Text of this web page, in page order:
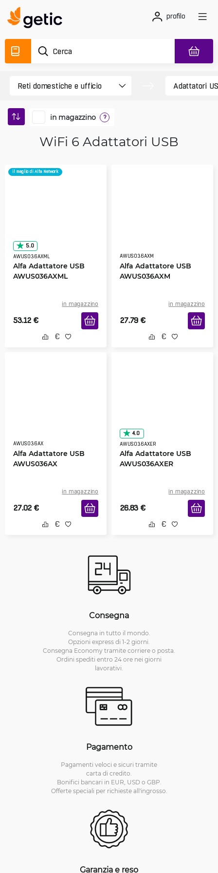
profilo
in magazzino ?
WiFi 6 Adattatori USB
il meglio di Alfa Network
5.0
AWUS036AXML
Alfa Adattatore USB
AWUS036AXML
in magazzino
53.12 €
AWUS036AXM
Alfa Adattatore USB
AWUS036AXM
in magazzino
27.79 €
AWUS036AX
Alfa Adattatore USB
AWUS036AX
in magazzino
27.02 €
4.0
AWUS036AXER
Alfa Adattatore USB
AWUS036AXER
in magazzino
26.83 €
Consegna
Consegna in tutto il mondo.
Opzioni express di 1-2 giorni.
Consegna Economy tramite corriere o posta.
Ordini spediti entro 24 ore nei giorni
lavorativi.
Pagamento
Pagamenti veloci e sicuri tramite
carta di credito.
Bonifici bancari in EUR, USD o GBP.
Offerte speciali per richieste all'ingrosso.
Garanzia e reso